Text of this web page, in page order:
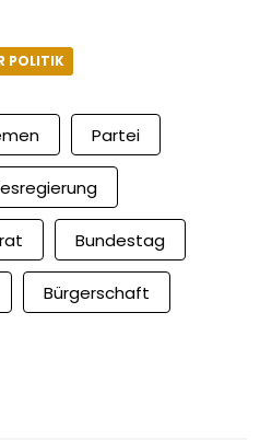
POLITIK
Partei
Bundestag
Bürgerschaft